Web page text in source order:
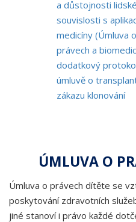
a důstojnosti
souvislosti s
medicíny (Úmluva
právech a
dodatkový
úmluvě o
zákazu klonování
ÚMLUVA O
Úmluva o právech dítěte se
poskytování zdravotních
jiné stanoví i právo každé